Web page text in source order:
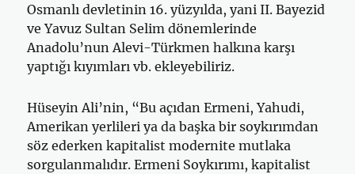
Osmanlı devletinin 16. yüzyılda, yani II. Bayezid
ve Yavuz Sultan Selim dönemlerinde
Anadolu’nun Alevi-Türkmen halkına karşı
yaptığı kıyımları vb. ekleyebiliriz.
Hüseyin Ali’nin, “Bu açıdan Ermeni, Yahudi,
Amerikan yerlileri ya da başka bir soykırımdan
söz ederken kapitalist modernite mutlaka
sorgulanmalıdır. Ermeni Soykırımı, kapitalist